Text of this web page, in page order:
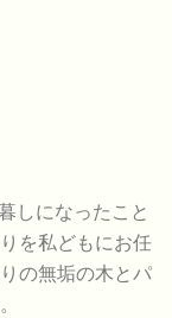
しになったこと
を私どもにお任
の無垢の木とパ